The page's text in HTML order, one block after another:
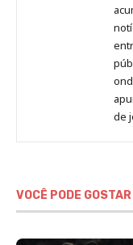
de
VOCÊ PODE